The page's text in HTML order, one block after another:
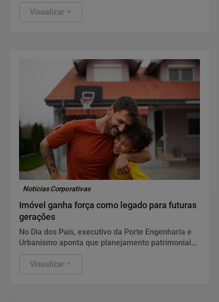
Visualizar
Notícias Corporativas
Imóvel ganha força como legado para futuras
gerações
No Dia dos Pais, executivo da Porte Engenharia e
Urbanismo aponta que planejamento patrimonial
dos principais ativos para construir segurança
Visualizar